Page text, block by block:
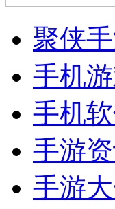
聚侠
手机
手机
手游
手游